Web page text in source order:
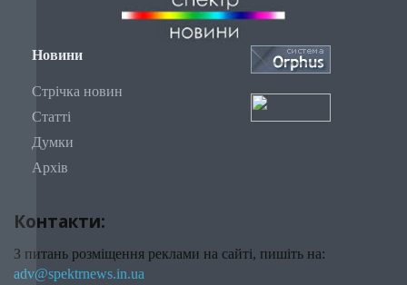
Новини
Стрічка новин
Статті
Думки
Архів
Контакти:
З питань розміщення реклами на сайті, пишіть на:
adv@spektrnews.in.ua